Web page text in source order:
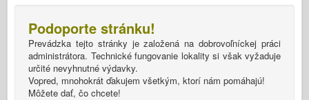
Podoporte stránku!
Prevádzka tejto stránky je založená na dobrovoľníckej práci
administrátora. Technické fungovanie lokality si však vyžaduje
určité nevyhnutné výdavky.
Vopred, mnohokrát ďakujem všetkým, ktorí nám pomáhajú!
Môžete dať, čo chcete!